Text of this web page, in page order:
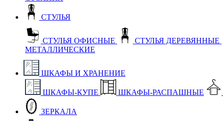
СТУЛЬЯ
СТУЛЬЯ ОФИСНЫЕ СТУЛЬЯ ДЕРЕВЯННЫЕ
МЕТАЛЛИЧЕСКИЕ
ШКАФЫ И ХРАНЕНИЕ
ШКАФЫ-КУПЕ ШКАФЫ-РАСПАШНЫЕ
ЗЕРКАЛА